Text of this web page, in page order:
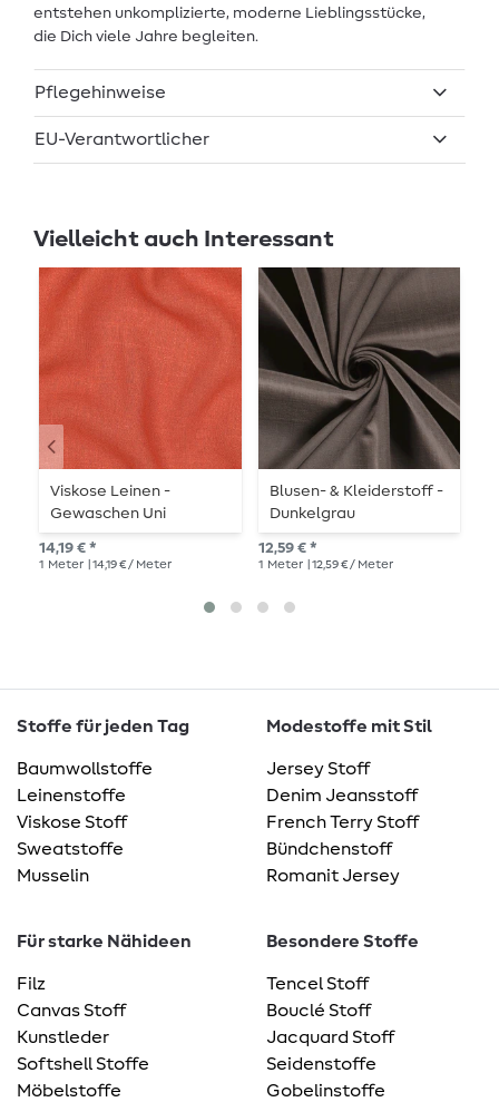
entstehen unkomplizierte, moderne Lieblingsstücke,
die Dich viele Jahre begleiten.
Pflegehinweise
EU-Verantwortlicher
Vielleicht auch Interessant
Viskose Leinen -
Gewaschen Uni
Terracotta
14,19 € *
1 Meter | 14,19 € / Meter
Blusen- & Kleiderstoff -
Dunkelgrau
12,59 € *
1 Meter | 12,59 € / Meter
Stoffe für jeden Tag
Baumwollstoffe
Leinenstoffe
Viskose Stoff
Sweatstoffe
Musselin
Modestoffe mit Stil
Jersey Stoff
Denim Jeansstoff
French Terry Stoff
Bündchenstoff
Romanit Jersey
Für starke Nähideen
Filz
Canvas Stoff
Kunstleder
Softshell Stoffe
Möbelstoffe
Besondere Stoffe
Tencel Stoff
Bouclé Stoff
Jacquard Stoff
Seidenstoffe
Gobelinstoffe